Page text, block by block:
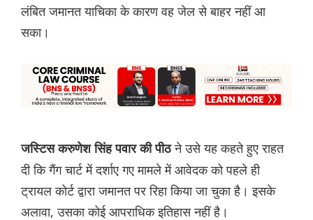
लंबित जमानत याचिका के कारण वह जेल से बाहर नहीं आ
सका।
जस्टिस करुणेश सिंह पवार की पीठने उसे यह कहते हुए राहत
दी कि गैंग चार्ट में दर्शाए गए मामले में आवेदक को पहले ही
ट्रायल कोर्ट द्वारा जमानत पर रिहा किया जा चुका है। इसके
अलावा, उसका कोई आपराधिक इतिहास नहीं है।